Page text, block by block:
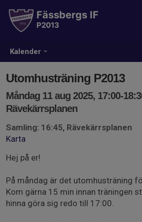
Kalender
Fässbergs IF
P2013
Utomhusträning P2013
Måndag 11 aug 2025, 17:00-
Rävekärrsplanen
Samling: 16:45, Rävekärrsplanen
Karta
Hej på er!
På måndag är det utomhusträning
Kom gärna 15 min innan träningen
hinna göra sig redo till 17:00.